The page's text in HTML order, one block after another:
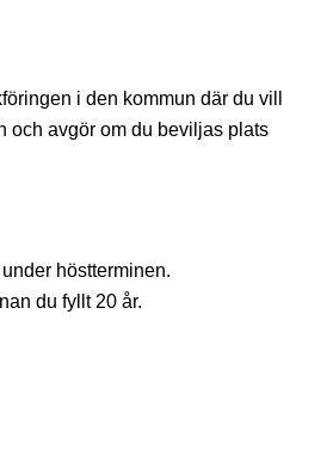
i den kommun där du vill
och avgör om du beviljas plats
höstterminen.
du fyllt 20 år.